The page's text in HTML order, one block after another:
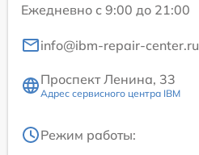
Ежедневно с 9:00 до 21:00
info@ibm-repair-center.ru
Проспект Ленина, 33
Адрес сервисного центра IBM
Режим работы: